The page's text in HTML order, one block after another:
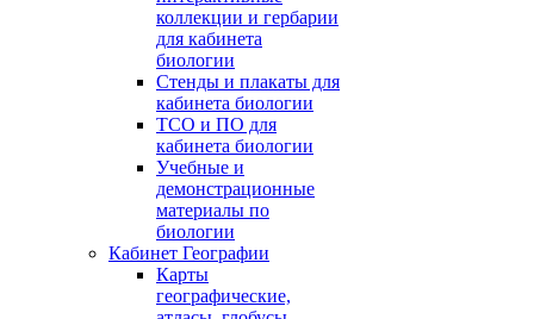
коллекции и гербарии
для кабинета
биологии
Стенды и плакаты для
кабинета биологии
ТСО и ПО для
кабинета биологии
Учебные и
демонстрационные
материалы по
биологии
Кабинет Географии
Карты
географические,